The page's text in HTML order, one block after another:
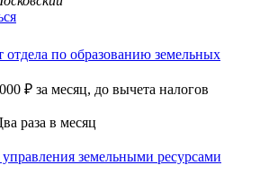
отдела по образованию земельных
₽ за месяц, до вычета налогов
раза в месяц
земельными ресурсами